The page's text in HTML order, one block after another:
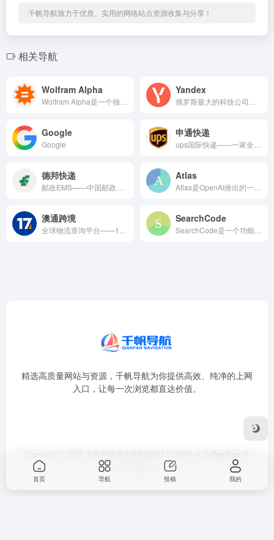
千帆导航致力于优质、实用的网络站点资源收集与分享！
相关导航
Wolfram Alpha Yandex
Google
Google
申通快递
德邦快递 Atlas
澳通跨境 SearchCode
精选高质量网站与资源，千帆导航为你提供高效、纯净的上网
入口，让每一次浏览都直达价值。
首页 导航 投稿 我的